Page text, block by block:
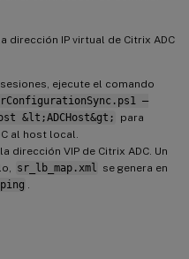
ejecute el comando
–
&lt;ADCHost&gt;
para
al host local.
dirección VIP de Citrix ADC. Un
sr_lb_map.xml
se genera en